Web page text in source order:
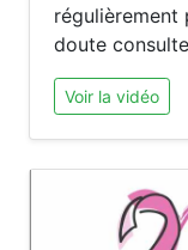
régulièrement
doute
Voir la vidéo